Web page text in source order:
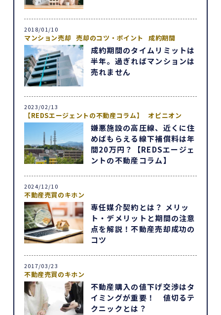
2018/01/10
マンション売却 売却のコツ・ポイント 成約期間
成約期間のタイムリミットは
半年。過ぎればマンションは
売れません
2023/02/13
【REDSエージェントの不動産コラム】 オピニオン
嫌悪施設の高圧線、近くに住
めばもらえる線下補償料は年
間20万円？【REDSエージェ
ントの不動産コラム】
2024/12/10
不動産売買のキホン
専任媒介契約とは？ メリッ
ト・デメリットと期間の注意
点を解説！不動産売却成功の
コツ
2017/03/23
不動産売買のキホン
不動産購入の値下げ交渉はタ
イミングが重要！ 値切るテ
クニックとは？